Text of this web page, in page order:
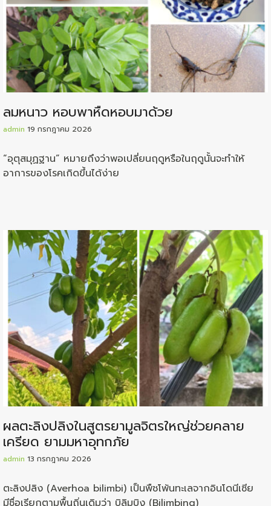
ลมหนาว หอบพาหืดหอบมาด้วย
admin 19 กรกฎาคม 2026
“อุตุสมุฏฐาน” หมายถึงว่าพอเปลี่ยนฤดูหรือในฤดูนั้นจะทำให้
อาการของโรคเกิดขึ้นได้ง่าย
ผลตะลิงปลิงในสูตรยามูลจิตรใหญ่ช่วยคลาย
เครียด ยามมหาอุทกภัย
admin 13 กรกฎาคม 2026
ตะลิงปลิง (Averhoa bilimbi) เป็นพืชโพ้นทะเลจากอินโดนีเซีย